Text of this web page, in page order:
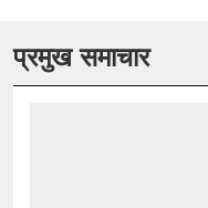
प्रमुख समाचार